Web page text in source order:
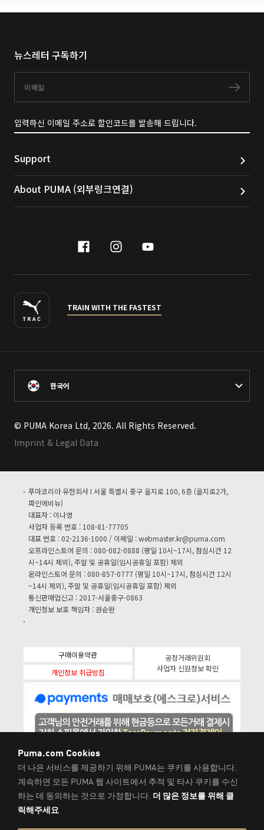
뉴스레터 구독하기
구독
입력하신 이메일 주소로 할인코드를 발송해 드립니다.
Support
About PUMA (외부링크연결)
facebook
instagram
youtube
TRAIN WITH THE FASTEST
한국어
© PUMA Korea Ltd, 2026. All Rights Reserved.
Imprint & Legal Data
푸마코리아 유한회사 I 서울 특별시 중구 을지로 100, 6층 (을지로2가,
파인에비뉴)
대표자 : 이나영
사업자 등록 번호 : 108-81-77705
대표 번호 : 02-2136-1000 / 이메일 :webmaster.kr@puma.com
오프라인스토어 문의 : 080-082-0888 (평일 10시~17시, 점심시간 12
시~14시 제외), 주말 및 공휴일(임시공휴일 포함) 제외
온라인스토어 문의 : 080-857-0777 (평일 10시~17시, 점심시간 12시
~14시 제외), 주말 및 공휴일(임시공휴일 포함) 제외
통신판매업신고 : 2017-서울중구-0863
개인정보 보호 책임자 : 권순완
구매이용약관
개인정보 취급방침
공정거래위원회
사업자 신원정보 확인